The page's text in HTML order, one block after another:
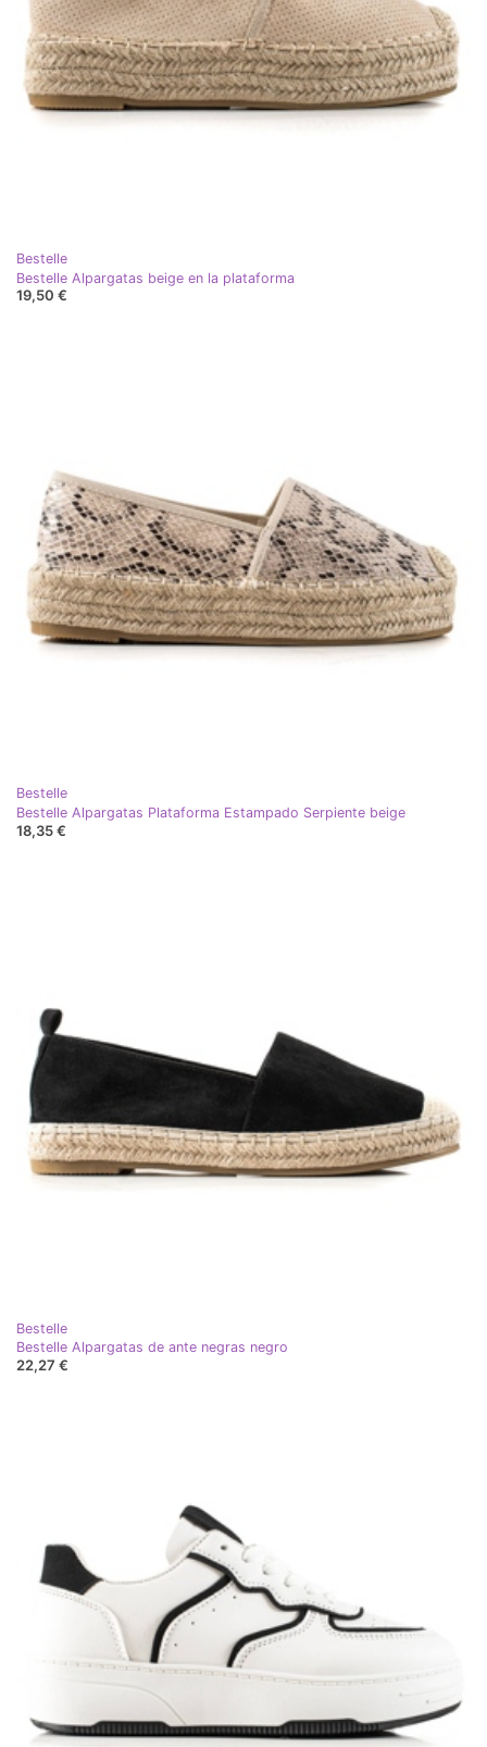
Bestelle
Bestelle Alpargatas beige en la plataforma
19,50 €
Bestelle
Bestelle Alpargatas Plataforma Estampado Serpiente beige
18,35 €
Bestelle
Bestelle Alpargatas de ante negras negro
22,27 €